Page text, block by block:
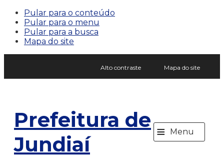
Pular para o conteúdo
Pular para o menu
Pular para a busca
Mapa do site
Alto contraste Mapa do site
Prefeitura de
Jundiaí
≡ Menu